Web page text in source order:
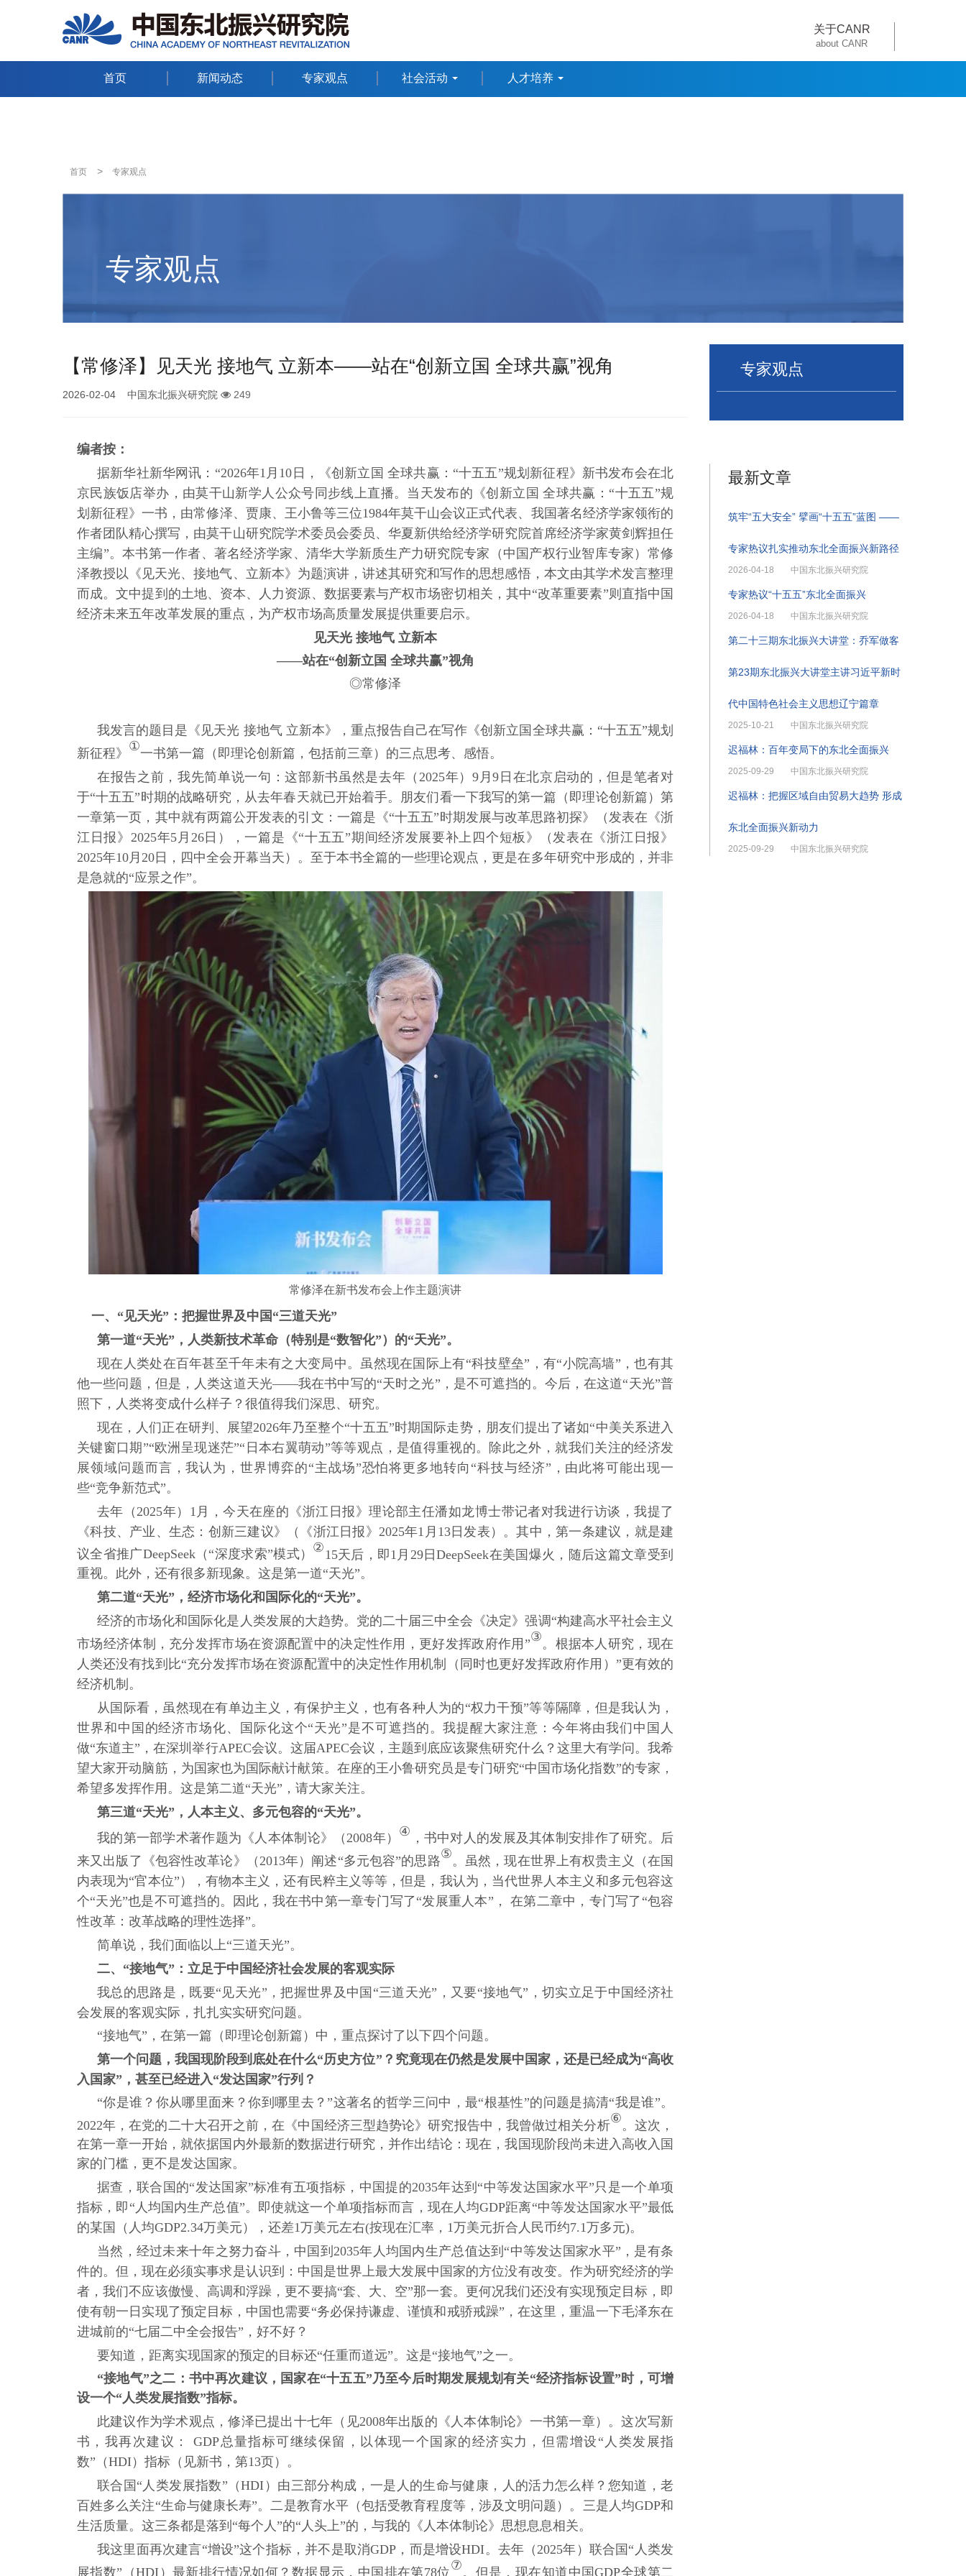
首页 新闻动态 专家观点 社会活动 人才培养
关于CANR
about CANR
首页 > 专家观点
专家观点
【常修泽】见天光 接地气 立新本——站在“创新立国 全球共赢”视角
2026-02-04 中国东北振兴研究院 249
编者按：
据新华社新华网讯： “2026年1月10日，《创新立国 全球共赢：“十五五”规划新征程》新书发布会在北
京民族饭店举办，由莫干山新学人公众号同步线上直播。当天发布的《创新立国 全球共赢：“十五五”规
划新征程》一书，由常修泽、贾康、王小鲁等三位1984年莫干山会议正式代表、我国著名经济学家领衔的
作者团队精心撰写，由莫干山研究院学术委员会委员、华夏新供给经济学研究院首席经济学家黄剑辉担任
主编”。本书第一作者、著名经济学家、清华大学新质生产力研究院专家（中国产权行业智库专家）常修
泽教授以《见天光、接地气、立新本》为题演讲，讲述其研究和写作的思想感悟，本文由其学术发言整理
而成。文中提到的土地、资本、人力资源、数据要素与产权市场密切相关，其中“改革重要素”则直指中国
经济未来五年改革发展的重点，为产权市场高质量发展提供重要启示。
见天光 接地气 立新本
——站在“创新立国 全球共赢”视角
◎常修泽
我发言的题目是《见天光 接地气 立新本》，重点报告自己在写作《创新立国 全球共赢： “十五五”规划
新征程》 ①一书第一篇（即理论创新篇，包括前三章）的三点思考、感悟。
在报告之前，我先简单说一句：这部新书虽然是去年（ 2025年）9月9日在北京启动的，但是笔者对
于“十五五”时期的战略研究，从去年春天就已开始着手。朋友们看一下我写的第一篇（即理论创新篇）第
一章第一页，其中就有两篇公开发表的引文：一篇是《“十五五”时期发展与改革思路初探》（发表在《浙
江日报》2025年5月26日），一篇是《“十五五”期间经济发展要补上四个短板》（发表在《浙江日报》
2025年10月20日，四中全会开幕当天）。至于本书全篇的一些理论观点，更是在多年研究中形成的，并非
是急就的“应景之作”。
常修泽在新书发布会上作主题演讲
一、 “见天光”：把握世界及中国“三道天光”
第一道“天光”，人类新技术革命（特别是“数智化”）的“天光”。
现在人类处在百年甚至千年未有之大变局中。虽然现在国际上有“科技壁垒”，有“小院高墙”，也有其
他一些问题，但是，人类这道天光——我在书中写的“天时之光”，是不可遮挡的。今后，在这道“天光”普
照下，人类将变成什么样子？很值得我们深思、研究。
现在，人们正在研判、展望2026年乃至整个“十五五”时期国际走势，朋友们提出了诸如“中美关系进入
关键窗口期”“欧洲呈现迷茫”“日本右翼萌动”等等观点，是值得重视的。除此之外，就我们关注的经济发
展领域问题而言，我认为，世界博弈的“主战场”恐怕将更多地转向“科技与经济”，由此将可能出现一
些“竞争新范式”。
去年（ 2025年）1月，今天在座的《浙江日报》理论部主任潘如龙博士带记者对我进行访谈，我提了
《科技、产业、生态：创新三建议》（《浙江日报》2025年1月13日发表）。其中，第一条建议，就是建
议全省推广DeepSeek（“深度求索”模式） ②15天后，即1月29日DeepSeek在美国爆火，随后这篇文章受到
重视。此外，还有很多新现象。这是第一道“天光”。
第二道“天光”，经济市场化和国际化的“天光”。
经济的市场化和国际化是人类发展的大趋势。党的二十届三中全会《决定》强调 “构建高水平社会主义
市场经济体制，充分发挥市场在资源配置中的决定性作用，更好发挥政府作用”③。根据本人研究，现在
人类还没有找到比“充分发挥市场在资源配置中的决定性作用机制（同时也更好发挥政府作用）”更有效的
经济机制。
从国际看，虽然现在有单边主义，有保护主义，也有各种人为的“权力干预”等等隔障，但是我认为，
世界和中国的经济市场化、国际化这个“天光”是不可遮挡的。我提醒大家注意：今年将由我们中国人
做“东道主”，在深圳举行APEC会议。这届APEC会议，主题到底应该聚焦研究什么？这里大有学问。我希
望大家开动脑筋，为国家也为国际献计献策。在座的王小鲁研究员是专门研究“中国市场化指数”的专家，
希望多发挥作用。这是第二道“天光”，请大家关注。
第三道“天光”，人本主义、多元包容的“天光”。
我的第一部学术著作题为《人本体制论》（2008年） ④ ，书中对人的发展及其体制安排作了研究。后
来又出版了《包容性改革论》（ 2013年）阐述“多元包容”的思路⑤。虽然，现在世界上有权贵主义（在国
内表现为“官本位”），有物本主义，还有民粹主义等等，但是，我认为，当代世界人本主义和多元包容这
个“天光”也是不可遮挡的。因此，我在书中第一章专门写了“发展重人本”， 在第二章中，专门写了“包容
性改革：改革战略的理性选择”。
简单说，我们面临以上“三道天光”。
二、 “接地气”：立足于中国经济社会发展的客观实际
我总的思路是，既要“见天光”，把握世界及中国“三道天光”，又要“接地气”，切实立足于中国经济社
会发展的客观实际，扎扎实实研究问题。
“接地气”，在第一篇（即理论创新篇）中，重点探讨了以下四个问题。
第一个问题，我国现阶段到底处在什么“历史方位”？究竟现在仍然是发展中国家，还是已经成为“高收
入国家”，甚至已经进入“发达国家”行列？
“你是谁？你从哪里面来？你到哪里去？”这著名的哲学三问中，最“根基性”的问题是搞清“我是谁”。
2022年，在党的二十大召开之前，在《中国经济三型趋势论》研究报告中，我曾做过相关分析⑥。这次，
在第一章一开始，就依据国内外最新的数据进行研究，并作出结论：现在，我国现阶段尚未进入高收入国
家的门槛，更不是发达国家。
据查，联合国的“发达国家”标准有五项指标，中国提的2035年达到“中等发达国家水平”只是一个单项
指标，即“人均国内生产总值”。即使就这一个单项指标而言，现在人均GDP距离“中等发达国家水平”最低
的某国（人均GDP2.34万美元），还差1万美元左右(按现在汇率，1万美元折合人民币约7.1万多元)。
当然，经过未来十年之努力奋斗，中国到2035年人均国内生产总值达到“中等发达国家水平”，是有条
件的。但，现在必须实事求是认识到：中国是世界上最大发展中国家的方位没有改变。作为研究经济的学
者，我们不应该傲慢、高调和浮躁，更不要搞“套、大、空”那一套。更何况我们还没有实现预定目标，即
使有朝一日实现了预定目标，中国也需要“务必保持谦虚、谨慎和戒骄戒躁”，在这里，重温一下毛泽东在
进城前的“七届二中全会报告”，好不好？
要知道，距离实现国家的预定的目标还“任重而道远”。这是“接地气”之一。
“接地气”之二：书中再次建议，国家在“十五五”乃至今后时期发展规划有关“经济指标设置”时，可增
设一个“人类发展指数”指标。
此建议作为学术观点，修泽已提出十七年（见2008年出版的《人本体制论》一书第一章）。这次写新
书，我再次建议： GDP总量指标可继续保留，以体现一个国家的经济实力，但需增设“人类发展指
数”（HDI）指标（见新书，第13页）。
联合国 “人类发展指数”（HDI）由三部分构成，一是人的生命与健康，人的活力怎么样？您知道，老
百姓多么关注“生命与健康长寿”。二是教育水平（包括受教育程度等，涉及文明问题）。三是人均GDP和
生活质量。这三条都是落到“每个人”的“人头上”的，与我的《人本体制论》思想息息相关。
我这里面再次建言“增设”这个指标，并不是取消GDP，而是增设HDI。去年（2025年）联合国“人类发
展指数”（HDI）最新排行情况如何？数据显示，中国排在第78位⑦。但是，现在知道中国GDP全球第二
专家观点
最新文章
筑牢“五大安全” 擘画“十五五”蓝图 ——
专家热议扎实推动东北全面振兴新路径
2026-04-18 中国东北振兴研究院
专家热议“十五五”东北全面振兴
2026-04-18 中国东北振兴研究院
第二十三期东北振兴大讲堂：乔军做客
第23期东北振兴大讲堂主讲习近平新时
代中国特色社会主义思想辽宁篇章
2025-10-21 中国东北振兴研究院
迟福林：百年变局下的东北全面振兴
2025-09-29 中国东北振兴研究院
迟福林：把握区域自由贸易大趋势 形成
东北全面振兴新动力
2025-09-29 中国东北振兴研究院